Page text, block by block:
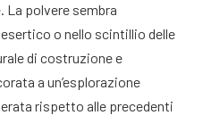
polvere sembra
o nello scintillio delle
di costruzione e
a un’esplorazione
rispetto alle precedenti